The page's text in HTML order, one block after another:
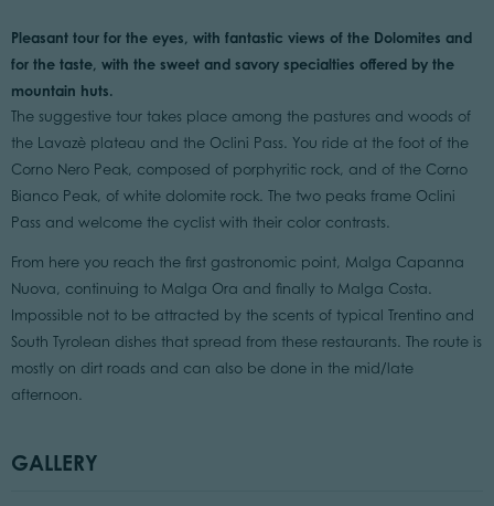
Pleasant tour for the eyes, with fantastic views of the Dolomites and
for the taste, with the sweet and savory specialties offered by the
mountain huts.
The suggestive tour takes place among the pastures and woods of
the Lavazè plateau and the Oclini Pass. You ride at the foot of the
Corno Nero Peak, composed of porphyritic rock, and of the Corno
Bianco Peak, of white dolomite rock. The two peaks frame Oclini
Pass and welcome the cyclist with their color contrasts.
From here you reach the first gastronomic point, Malga Capanna
Nuova, continuing to Malga Ora and finally to Malga Costa.
Impossible not to be attracted by the scents of typical Trentino and
South Tyrolean dishes that spread from these restaurants. The route is
mostly on dirt roads and can also be done in the mid/late
afternoon.
GALLERY